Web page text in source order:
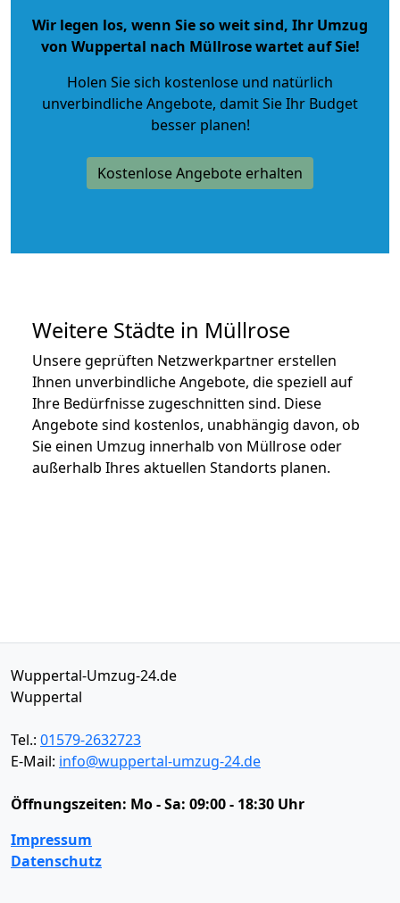
Wir legen los, wenn Sie so weit sind, Ihr Umzug
von Wuppertal nach Müllrose wartet auf Sie!
Holen Sie sich kostenlose und natürlich
unverbindliche Angebote, damit Sie Ihr Budget
besser planen!
Kostenlose Angebote erhalten
Weitere Städte in Müllrose
Unsere geprüften Netzwerkpartner erstellen
Ihnen unverbindliche Angebote, die speziell auf
Ihre Bedürfnisse zugeschnitten sind. Diese
Angebote sind kostenlos, unabhängig davon, ob
Sie einen Umzug innerhalb von Müllrose oder
außerhalb Ihres aktuellen Standorts planen.
Wuppertal-Umzug-24.de
Wuppertal
Tel.: 01579-2632723
E-Mail: info@wuppertal-umzug-24.de
Öffnungszeiten: Mo - Sa: 09:00 - 18:30 Uhr
Impressum
Datenschutz